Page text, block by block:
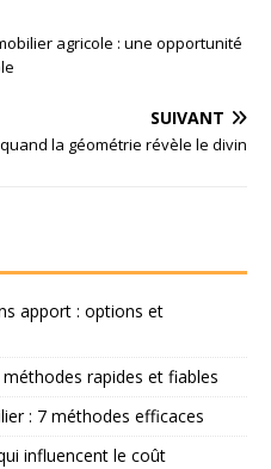
agricole : une opportunité
SUIVANT
la géométrie révèle le divin
apport : options et
méthodes rapides et fiables
: 7 méthodes efficaces
influencent le coût